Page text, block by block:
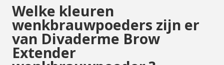
Welke kleuren
wenkbrauwpoeders zijn er
van Divaderme Brow
Extender